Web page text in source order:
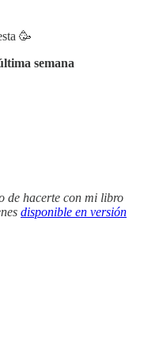
🥳
semana
de hacerte con mi libro
disponible en versión